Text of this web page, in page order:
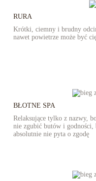
RURA
Krótki, ciemny i brudny
nawet powietrze może być
BŁOTNE SPA
Relaksujące tylko z nazwy,
nie zgubić butów i godności,
absolutnie nie pyta o zgodę